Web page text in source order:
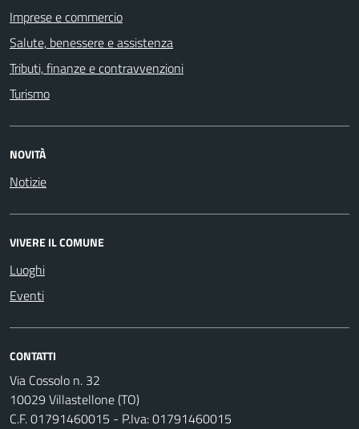
Imprese e commercio
Salute, benessere e assistenza
Tributi, finanze e contravvenzioni
Turismo
NOVITÀ
Notizie
VIVERE IL COMUNE
Luoghi
Eventi
CONTATTI
Via Cossolo n. 32
10029 Villastellone (TO)
C.F. 01791460015 - P.Iva: 01791460015